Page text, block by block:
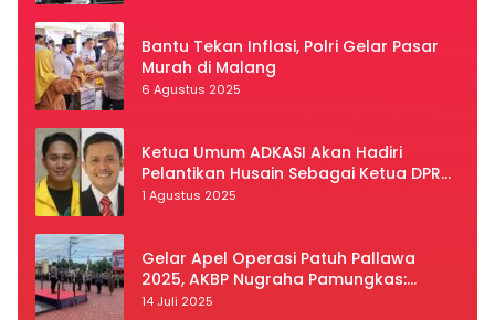
Bantu Tekan Inflasi, Polri Gelar Pasar
Murah di Malang
6 Agustus 2025
Ketua Umum ADKASI Akan Hadiri
Pelantikan Husain Sebagai Ketua DPRD
Luwu Utara
1 Agustus 2025
Gelar Apel Operasi Patuh Pallawa
2025, AKBP Nugraha Pamungkas:
Kedisiplinan dan Keselamatan Jadi
14 Juli 2025